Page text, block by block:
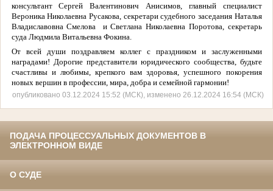
консультант Сергей Валентинович Анисимов, главный специалист
Вероника Николаевна Русакова, секретари судебного заседания Наталья
Владиславовна Смелова
и Светлана Николаевна Поротова, секретарь
суда Людмила Витальевна Фокина.
От всей души поздравляем коллег с праздником и заслуженными
наградами! Дорогие представители юридического сообщества, будьте
счастливы и любимы, крепкого вам здоровья, успешного покорения
новых вершин в профессии, мира, добра и семейной гармонии!
опубликовано 03.12.2024 15:52 (МСК), изменено 26.12.2024 16:54 (МСК)
ПОДАЧА ПРОЦЕССУАЛЬНЫХ ДОКУМЕНТОВ В
ЭЛЕКТРОННОМ ВИДЕ
О СУДЕ